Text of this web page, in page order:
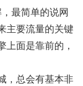
最简单的说网
主要流量的关键
上面是靠前的，
，总会有基本非